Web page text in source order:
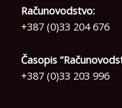
Računovodstvo:
+387 (0)33 204 676
Časopis
+387 (0)33 203 996